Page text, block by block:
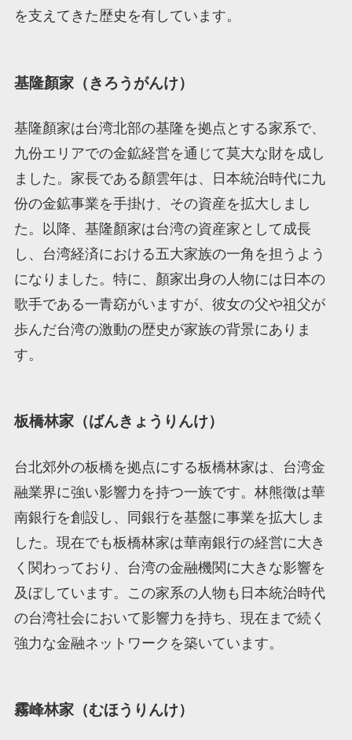
を支えてきた歴史を有しています。
基隆顏家（きろうがんけ）
基隆顏家は台湾北部の基隆を拠点とする家系で、
九份エリアでの金鉱経営を通じて莫大な財を成し
ました。家長である顏雲年は、日本統治時代に九
份の金鉱事業を手掛け、その資産を拡大しまし
た。以降、基隆顏家は台湾の資産家として成長
し、台湾経済における五大家族の一角を担うよう
になりました。特に、顏家出身の人物には日本の
歌手である一青窈がいますが、彼女の父や祖父が
歩んだ台湾の激動の歴史が家族の背景にありま
す。
板橋林家（ばんきょうりんけ）
台北郊外の板橋を拠点にする板橋林家は、台湾金
融業界に強い影響力を持つ一族です。林熊徵は華
南銀行を創設し、同銀行を基盤に事業を拡大しま
した。現在でも板橋林家は華南銀行の経営に大き
く関わっており、台湾の金融機関に大きな影響を
及ぼしています。この家系の人物も日本統治時代
の台湾社会において影響力を持ち、現在まで続く
強力な金融ネットワークを築いています。
霧峰林家（むほうりんけ）